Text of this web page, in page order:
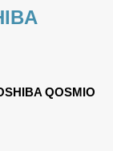
QOSMIO